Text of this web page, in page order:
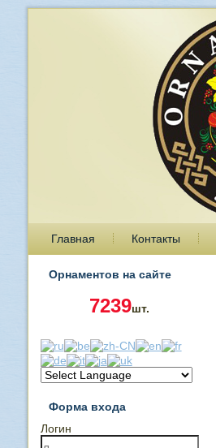
Главная Контакты
Орнаментов на сайте
7239шт.
Форма входа
Логин